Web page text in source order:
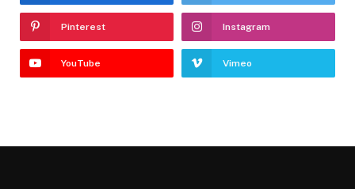
Pinterest Instagram
YouTube Vimeo